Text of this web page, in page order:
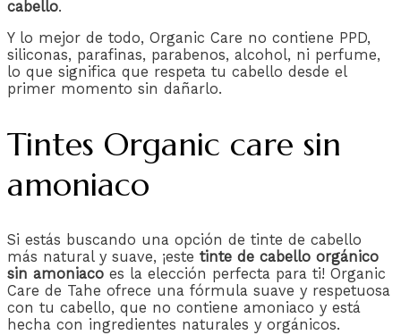
cabello.
Y lo mejor de todo, Organic Care no contiene PPD,
siliconas, parafinas, parabenos, alcohol, ni perfume,
lo que significa que respeta tu cabello desde el
primer momento sin dañarlo.
Tintes Organic care sin
amoniaco
Si estás buscando una opción de tinte de cabello
más natural y suave, ¡este tinte de cabello orgánico
sin amoniaco es la elección perfecta para ti! Organic
Care de Tahe ofrece una fórmula suave y respetuosa
con tu cabello, que no contiene amoniaco y está
hecha con ingredientes naturales y orgánicos.